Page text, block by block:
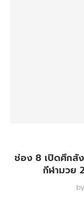
ช่อง 8 เปิดศึกสั
กีฬามวย
by